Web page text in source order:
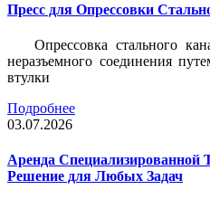
Пресс для Опрессовки
Опрессовка стального
неразъемного соединения
втулки
Подробнее
03.07.2026
Аренда Специализированной
Решение для Любых Задач